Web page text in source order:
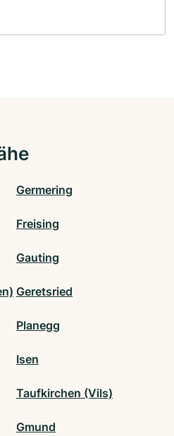
Germering
Freising
Gauting
Geretsried
Planegg
Isen
Taufkirchen (Vils)
Gmund